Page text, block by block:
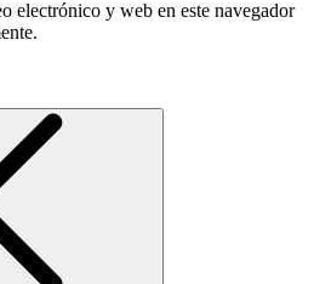
electrónico y web en este navegador